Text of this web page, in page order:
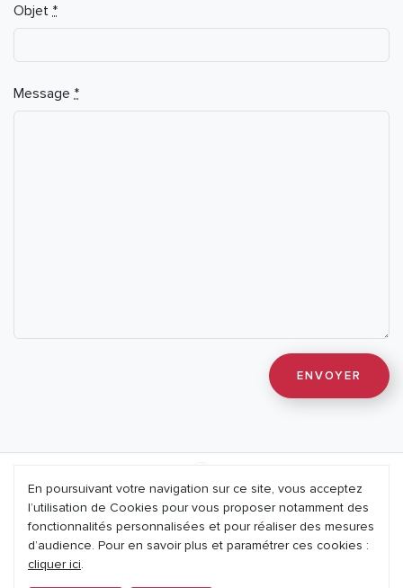
Objet *
Message *
Mentions légales
Nous contacter
En poursuivant votre navigation sur ce site, vous acceptez
l’utilisation de Cookies pour vous proposer notamment des
fonctionnalités personnalisées et pour réaliser des mesures
d’audience. Pour en savoir plus et paramétrer ces cookies :
cliquer ici.